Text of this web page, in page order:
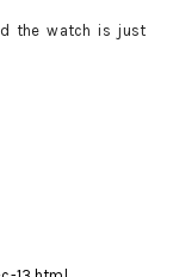
the watch is just